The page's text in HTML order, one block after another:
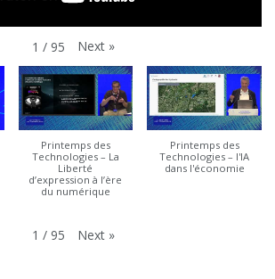
1 / 95 Next »
Printemps des
Technologies – La
Liberté
d’expression à l’ère
du numérique
Printemps des
Technologies – l'IA
dans l'économie
1 / 95 Next »